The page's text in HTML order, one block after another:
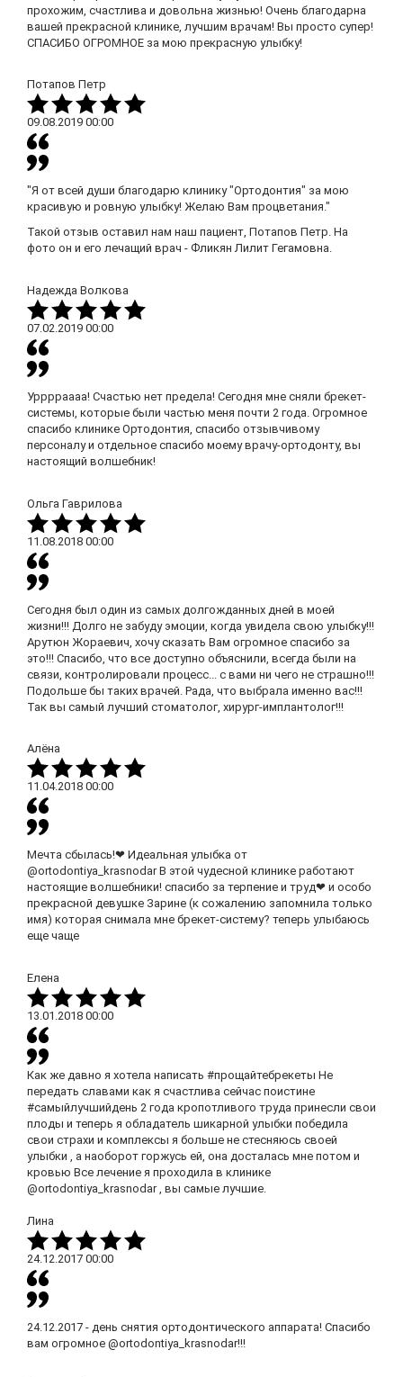
прохожим, счастлива и довольна жизнью! Очень благодарна
вашей прекрасной клинике, лучшим врачам! Вы просто супер!
СПАСИБО ОГРОМНОЕ за мою прекрасную улыбку!
Потапов Петр
09.08.2019 00:00
"Я от всей души благодарю клинику "Ортодонтия" за мою
красивую и ровную улыбку! Желаю Вам процветания."
Такой отзыв оставил нам наш пациент, Потапов Петр. На
фото он и его лечащий врач - Фликян Лилит Гегамовна.
Надежда Волкова
07.02.2019 00:00
Урррраааа! Счастью нет предела! Сегодня мне сняли брекет-
системы, которые были частью меня почти 2 года. Огромное
спасибо клинике Ортодонтия, спасибо отзывчивому
персоналу и отдельное спасибо моему врачу-ортодонту, вы
настоящий волшебник!
Ольга Гаврилова
11.08.2018 00:00
Сегодня был один из самых долгожданных дней в моей
жизни!!! Долго не забуду эмоции, когда увидела свою улыбку!!!
Арутюн Жораевич, хочу сказать Вам огромное спасибо за
это!!! Спасибо, что все доступно объяснили, всегда были на
связи, контролировали процесс... с вами ни чего не страшно!!!
Подольше бы таких врачей. Рада, что выбрала именно вас!!!
Так вы самый лучший стоматолог, хирург-имплантолог!!!
Алёна
11.04.2018 00:00
Мечта сбылась!❤ Идеальная улыбка от
@ortodontiya_krasnodar В этой чудесной клинике работают
настоящие волшебники! спасибо за терпение и труд❤ и особо
прекрасной девушке Зарине (к сожалению запомнила только
имя) которая снимала мне брекет-систему? теперь улыбаюсь
еще чаще
Елена
13.01.2018 00:00
Как же давно я хотела написать #прощайтебрекеты Не
передать славами как я счастлива сейчас поистине
#самыйлучшийдень 2 года кропотливого труда принесли свои
плоды и теперь я обладатель шикарной улыбки победила
свои страхи и комплексы я больше не стесняюсь своей
улыбки , а наоборот горжусь ей, она досталась мне потом и
кровью Все лечение я проходила в клинике
@ortodontiya_krasnodar , вы самые лучшие.
Лина
24.12.2017 00:00
24.12.2017 - день снятия ортодонтического аппарата! Спасибо
вам огромное @ortodontiya_krasnodar!!!